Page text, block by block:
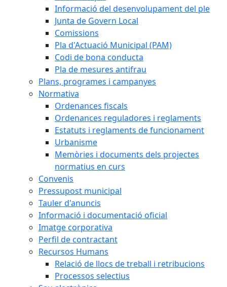
Informació del desenvolupament del ple
Junta de Govern Local
Comissions
Pla d'Actuació Municipal (PAM)
Codi de bona conducta
Pla de mesures antifrau
Plans, programes i campanyes
Normativa
Ordenances fiscals
Ordenances reguladores i reglaments
Estatuts i reglaments de funcionament
Urbanisme
Memòries i documents dels projectes
normatius en curs
Convenis
Pressupost municipal
Tauler d'anuncis
Informació i documentació oficial
Imatge corporativa
Perfil de contractant
Recursos Humans
Relació de llocs de treball i retribucions
Processos selectius